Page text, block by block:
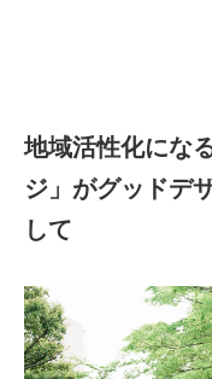
地域活性化にな
ジ」がグッドデ
して